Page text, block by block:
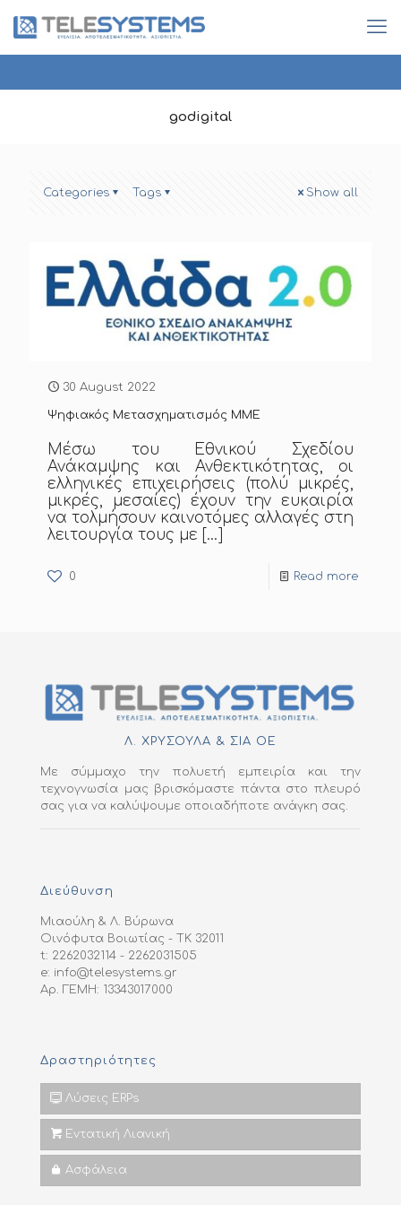
godigital
Categories Tags Show all
30 August 2022
Ψηφιακός Μετασχηματισμός ΜΜΕ
Μέσω του Εθνικού Σχεδίου
Ανάκαμψης και Ανθεκτικότητας, οι
ελληνικές επιχειρήσεις (πολύ μικρές,
μικρές, μεσαίες) έχουν την ευκαιρία
να τολμήσουν καινοτόμες αλλαγές στη
λειτουργία τους με […]
0 Read more
Λ. ΧΡΥΣΟΥΛΑ & ΣΙΑ ΟΕ
Με σύμμαχο την πολυετή εμπειρία και την
τεχνογνωσία μας βρισκόμαστε πάντα στο πλευρό
σας για να καλύψουμε οποιαδήποτε ανάγκη σας.
Διεύθυνση
Μιαούλη & Λ. Βύρωνα
Οινόφυτα Βοιωτίας - ΤΚ 32011
t: 2262032114 - 2262031505
e: info@telesystems.gr
Αρ. ΓΕΜΗ: 13343017000
Δραστηριότητες
Λύσεις ERPs
Εντατική Λιανική
Ασφάλεια